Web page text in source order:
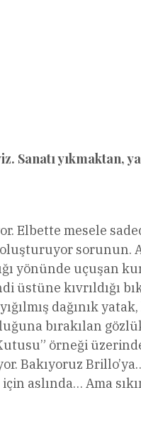
yıkmaktan,
Elbette mesele
sorunun.
yönünde uçuşan
kıvrıldığı
dağınık
bırakılan
örneği
Bakıyoruz
aslında… Ama